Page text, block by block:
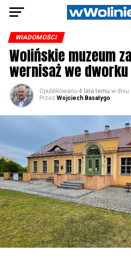
WIADOMOŚCI
Wolińskie muzeum
wernisaż we dworku
Opublikowano 4 lata temu w dniu
Przez Wojciech Basałygo